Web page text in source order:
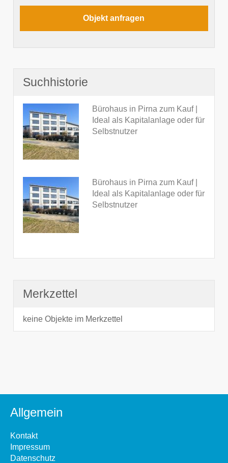
Suchhistorie
Bürohaus in Pirna zum Kauf |
Ideal als Kapitalanlage oder für
Selbstnutzer
Bürohaus in Pirna zum Kauf |
Ideal als Kapitalanlage oder für
Selbstnutzer
Merkzettel
keine Objekte im Merkzettel
Allgemein
Kontakt
Impressum
Datenschutz